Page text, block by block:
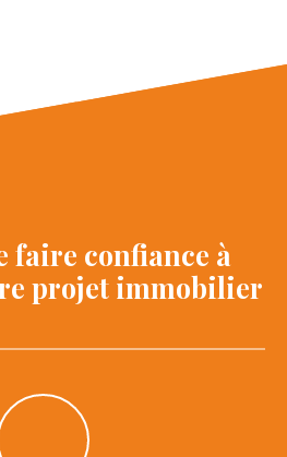
faire confiance à
projet immobilier